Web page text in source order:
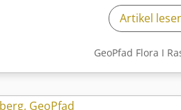
Artikel
GeoPfad Flora I